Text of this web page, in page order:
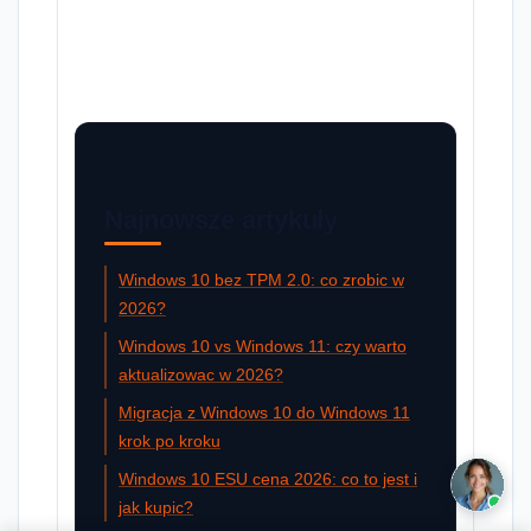
Windows 10 bez TPM 2.0: co zrobic w
2026?
Windows 10 vs Windows 11: czy warto
aktualizowac w 2026?
Migracja z Windows 10 do Windows 11
krok po kroku
Windows 10 ESU cena 2026: co to jest i
jak kupic?